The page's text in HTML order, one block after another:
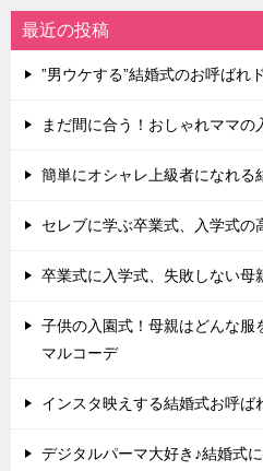
最近の投稿
”男ウケする”結婚式のお呼ばれ
まだ間に合う！おしゃれママ
簡単にオシャレ上級者になれる
セレブに学ぶ卒業式、入学式の
卒業式に入学式、失敗しない母
子供の入園式！母親はどんな服
マルコーデ
インスタ映えする結婚式お呼ば
デジタルパーマ大好き♪結婚式